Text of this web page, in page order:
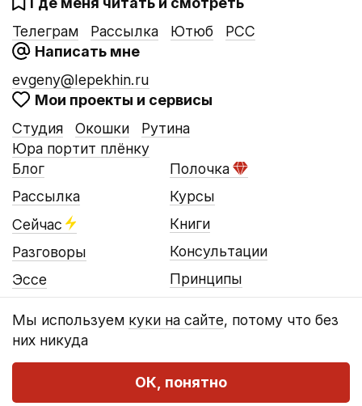
Мы используем куки на сайте, потому что без
них никуда
ОК, понятно
Телеграм
Рассылка Ютюб
РСС
Написать мне
evgeny@lepekhin.ru
Мои проекты и сервисы
Студия
Окошки
Юра портит плёнку
Рутина
Блог
Рассылка
Сейчас
Разговоры
Эссе
Полочка
Курсы
Книги
Консультации
Принципы
Конфиденциальность